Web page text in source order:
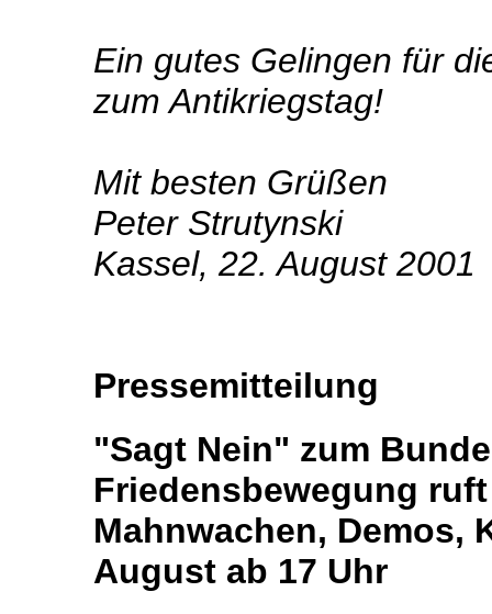
Ein gutes Gelingen für
zum Antikriegstag!
Mit besten Grüßen
Peter Strutynski
Kassel, 22. August 2001
Pressemitteilung
"Sagt Nein" zum
Friedensbewegung
Mahnwachen, Demos,
August ab 17 Uhr